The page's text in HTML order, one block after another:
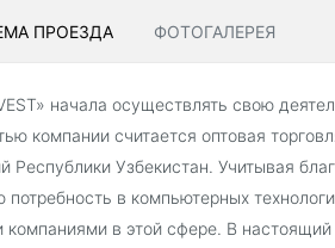
ПРОЕЗДА ФОТОГАЛЕРЕЯ
начала осуществлять свою
компании считается оптовая
Республики Узбекистан. Учитывая
в компьютерных
в этой сфере. В